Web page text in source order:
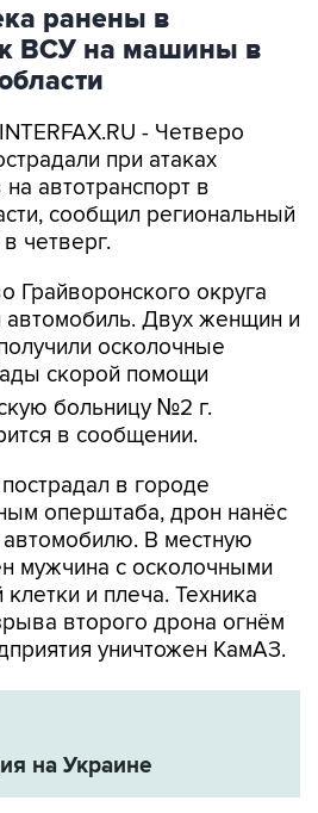
ранены в
ВСУ на машины в
- Четверо
при атаках
автотранспорт в
сообщил региональный
четверг.
Грайворонского округа
автомобиль. Двух женщин и
осколочные
скорой помощи
больницу №2 г.
в сообщении.
в городе
оперштаба, дрон нанёс
В местную
мужчина с осколочными
и плеча. Техника
второго дрона огнём
уничтожен КамАЗ.
на Украине